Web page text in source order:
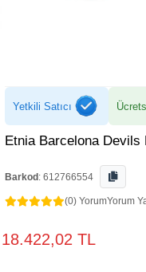
Yetkili Satıcı
Etnia Barcelona Devils
Barkod : 612766554
(0) YorumYorum
18.422,02 TL